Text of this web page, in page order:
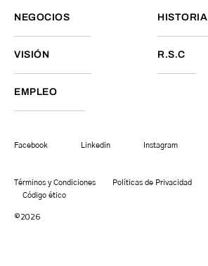
NEGOCIOS HISTORIA
VISIÓN R.S.C
EMPLEO
Facebook Linkedin Instagram
Términos y Condiciones Políticas de Privacidad
Código ético
©2026